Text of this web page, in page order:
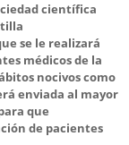
científica
se le realizará
médicos de la
nocivos como
enviada al mayor
que
de pacientes